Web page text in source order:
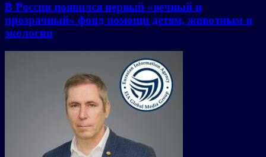
В России появился первый «вечный и
прозрачный» фонд помощи детям, животным и
экологии